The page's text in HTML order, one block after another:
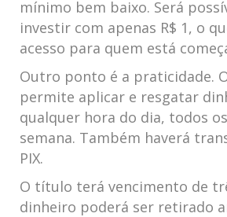
mínimo bem baixo. Será
investir com apenas R$ 1, o
acesso para quem está
Outro ponto é a praticidade.
permite aplicar e resgatar
qualquer hora do dia, todos
semana. Também haverá
PIX.
O título terá vencimento de
dinheiro poderá ser retirado